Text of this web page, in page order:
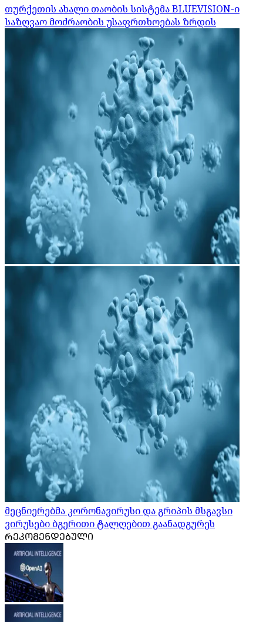
თურქეთის ახალი თაობის სისტემა BLUEVISION-ი
საზღვაო მოძრაობის უსაფრთხოებას ზრდის
მეცნიერებმა კორონავირუსი და გრიპის მსგავსი
ვირუსები ბგერითი ტალღებით გაანადგურეს
ᲠᲔᲙᲝᲛᲔᲜᲓᲔᲑᲣᲚᲘ